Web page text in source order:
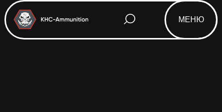
МЕНЮ
Html code will be here